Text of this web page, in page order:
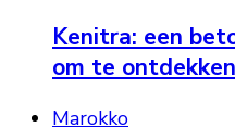
Kenitra: een
om te ontdekken
Marokko